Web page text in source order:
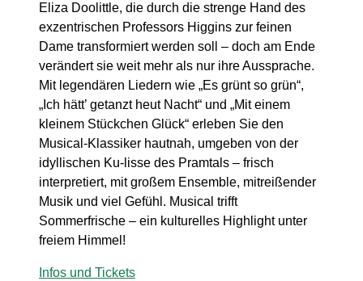
Eliza Doolittle, die durch die strenge Hand des
exzentrischen Professors Higgins zur feinen
Dame transformiert werden soll – doch am Ende
verändert sie weit mehr als nur ihre Aussprache.
Mit legendären Liedern wie „Es grünt so grün“,
„Ich hätt’ getanzt heut Nacht“ und „Mit einem
kleinem Stückchen Glück“ erleben Sie den
Musical-Klassiker hautnah, umgeben von der
idyllischen Ku-lisse des Pramtals – frisch
interpretiert, mit großem Ensemble, mitreißender
Musik und viel Gefühl. Musical trifft
Sommerfrische – ein kulturelles Highlight unter
freiem Himmel!
Infos und Tickets